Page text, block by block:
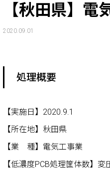
【秋田県】電
2020.09.01
処理概要
【実施日】2020.9.1
【所在地】秋田県
【業 種】電気工事業
【低濃度PCB処理筐体数】変